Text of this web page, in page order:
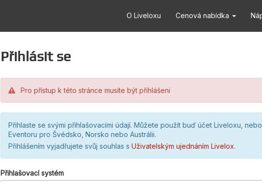
O Liveloxu Cenová nabídka
Přihlásit se
Pro přístup k této stránce musíte být přihlášeni
Přihlaste se svými přihlašovacími údají. Můžete použít buď účet Liveloxu,
Eventoru pro Švédsko, Norsko nebo Austrálii.
Přihlášením vyjadřujete svůj souhlas s Uživatelským ujednáním Livelox.
Přihlašovací systém